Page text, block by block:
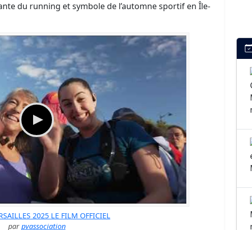
du running et symbole de l’automne sportif en Île-
2025 LE FILM OFFICIEL
par pvassociation